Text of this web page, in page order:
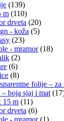
(139)
m (110)
drveta (20)
- koža (5)
(23)
- mramor (18)
(2)
(6)
(8)
folije –
boja sjaj i mat
15 m (11)
drveta (6)
- mramor (1)